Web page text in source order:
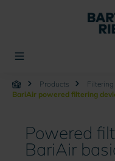
Products
BariAir powered filtering
Powered
BariAir